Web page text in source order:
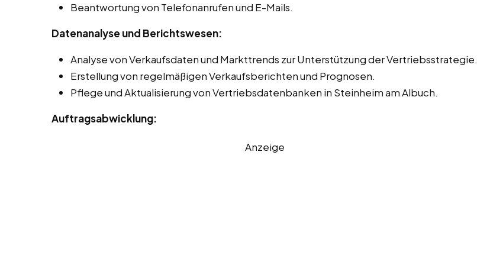
Beantwortung von Telefonanrufen und E-Mails.
Datenanalyse und Berichtswesen:
Analyse von Verkaufsdaten und Markttrends zur Unterstützung der Vertriebsstrategie.
Erstellung von regelmäßigen Verkaufsberichten und Prognosen.
Pflege und Aktualisierung von Vertriebsdatenbanken in Steinheim am Albuch.
Auftragsabwicklung:
Anzeige